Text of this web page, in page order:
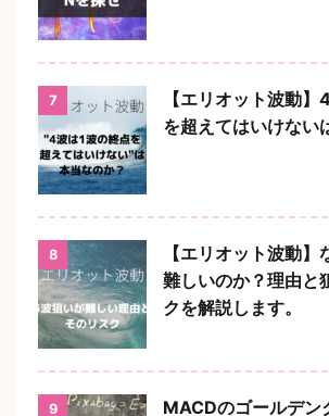
7
【エリオット波動
を超えてはいけない
8
【エリオット波動
難しいのか？理由と
クを解説します。
9
MACDのゴールデン